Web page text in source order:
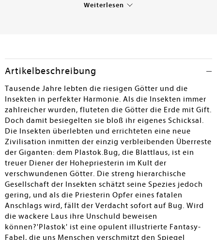
eine soldatische Anmutung, was den zahlreichen
differenzierte Figuren-Repertoire, das diesen Science-
Fiction-Krimi auch grafisch trägt. Die Ankunft des
Helden bei den Piraten ist ein echter Cliffhanger, der die
Vorfreude auf die Fortsetzung anheizen wird. Ab 14.
Dominique Moldehn
Weiterlesen
Artikelbeschreibung
Tausende Jahre lebten die riesigen Götter und die
Insekten in perfekter Harmonie. Als die Insekten immer
zahlreicher wurden, fluteten die Götter die Erde mit Gift.
Doch damit besiegelten sie bloß ihr eigenes Schicksal.
Die Insekten überlebten und errichteten eine neue
Zivilisation inmitten der einzig verbleibenden Überreste
der Giganten: dem Plastok.Bug, die Blattlaus, ist ein
treuer Diener der Hohepriesterin im Kult der
verschwundenen Götter. Die streng hierarchische
Gesellschaft der Insekten schätzt seine Spezies jedoch
gering, und als die Priesterin Opfer eines fatalen
Anschlags wird, fällt der Verdacht sofort auf Bug. Wird
die wackere Laus ihre Unschuld beweisen
können?'Plastok' ist eine opulent illustrierte Fantasy-
Fabel, die uns Menschen verschmitzt den Spiegel